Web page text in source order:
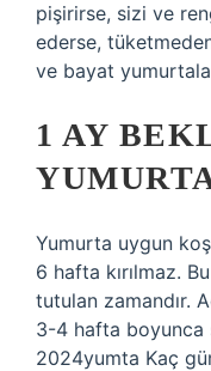
pişirirse, sizi ve
ederse,
ve bayat
1 AY
Yumurta uygun
6 hafta kırılmaz.
tutulan zamandır.
3-4 hafta boyunca
2024yumta Kaç